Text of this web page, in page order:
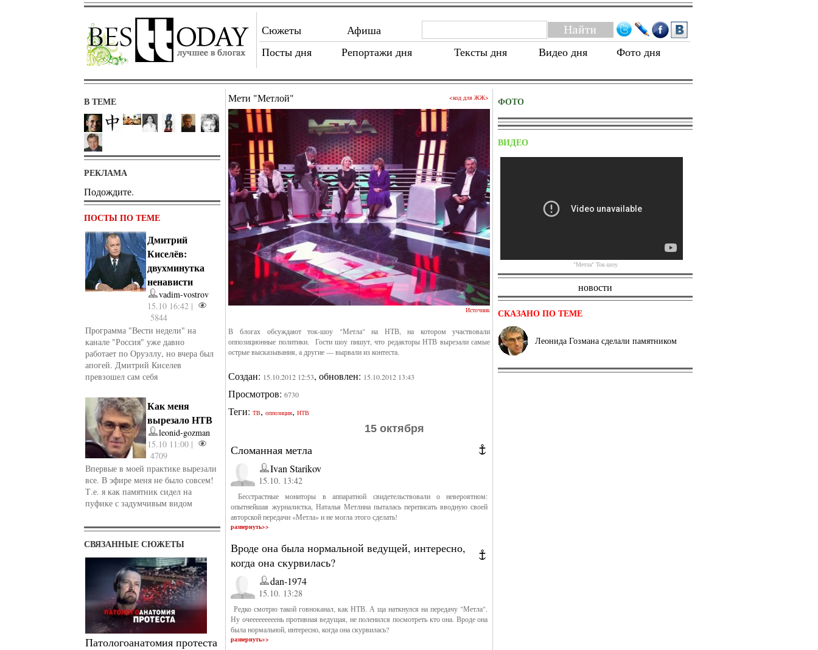
Сюжеты
Афиша
Посты дня
Репортажи дня Тексты дня Видео дня Фото дня
В ТЕМЕ
РЕКЛАМА
Подождите.
ПОСТЫ ПО ТЕМЕ
Дмитрий
Киселёв:
двухминутка
ненависти
vadim-vostrov
15.10 16:42 |
5844
Программа "Вести недели" на
канале "Россия" уже давно
работает по Оруэллу, но вчера был
апогей. Дмитрий Киселев
превзошел сам себя
Как меня
вырезало НТВ
leonid-gozman
15.10 11:00 |
4709
Впервые в моей практике вырезали
все. В эфире меня не было совсем!
Т.е. я как памятник сидел на
пуфике с задумчивым видом
СВЯЗАННЫЕ СЮЖЕТЫ
Патологоанатомия протеста
Мети "Метлой" <код для ЖЖ>
Источник
В блогах обсуждают ток-шоу "Метла" на НТВ, на котором участвовали
оппозиционные политики. Гости шоу пишут, что редакторы НТВ вырезали самые
острые высказывания, а другие — вырвали из контеста.
Создан: 15.10.2012 12:53, обновлен: 15.10.2012 13:43
Просмотров:6730
Теги:ТВ,оппозиция,НТВ
15 октября
Сломанная метла
Ivan Starikov
15.10. 13:42
Бесстрастные мониторы в аппаратной свидетельствовали о невероятном:
опытнейшая журналистка, Наталья Метлина пыталась переписать вводную своей
авторской передачи «Метла» и не могла этого сделать!
развернуть>>
Вроде она была нормальной ведущей, интересно,
когда она скурвилась?
dan-1974
15.10. 13:28
Редко смотрю такой говноканал, как НТВ. А ща наткнулся на передачу "Метла".
Ну очееееееееень противная ведущая, не поленился посмотреть кто она. Вроде она
была нормальной, интересно, когда она скурвилась?
развернуть>>
ФОТО
ВИДЕО
"Метла" Ток-шоу
новости
СКАЗАНО ПО ТЕМЕ
Леонида Гозмана сделали памятником